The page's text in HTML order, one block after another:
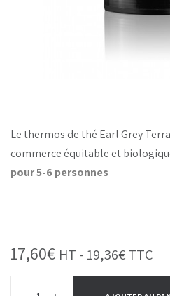
Le thermos de thé Earl Grey
commerce équitable et
pour 5-6 personnes
17,60€ HT - 19,36€TTC